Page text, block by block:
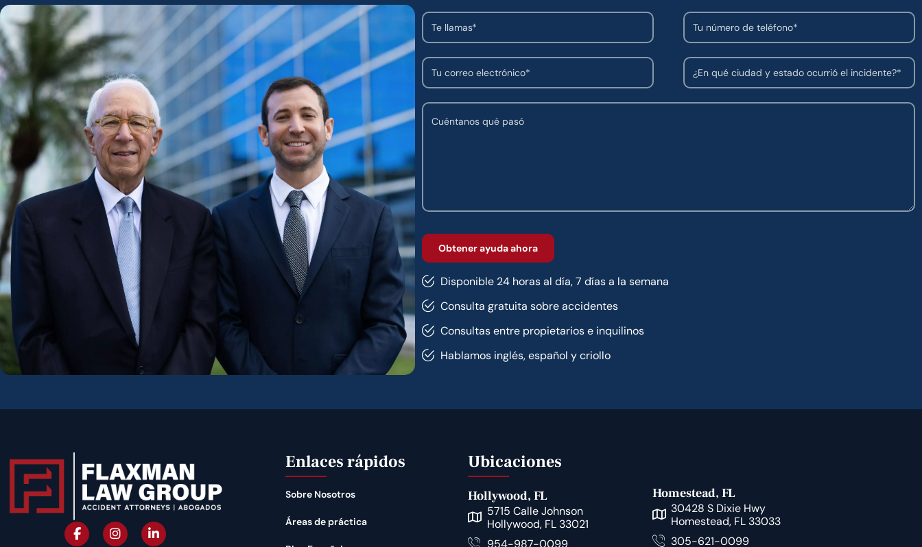
Disponible 24 horas al día, 7 días a la semana
Consulta gratuita sobre accidentes
Consultas entre propietarios e inquilinos
Hablamos inglés, español y criollo
Enlaces rápidos
Sobre Nosotros
Áreas de práctica
Ubicaciones
Hollywood, FL
5715 Calle Johnson
Hollywood, FL 33021
954-987-0099
Homestead, FL
30428 S Dixie Hwy
Homestead, FL 33033
305-621-0099